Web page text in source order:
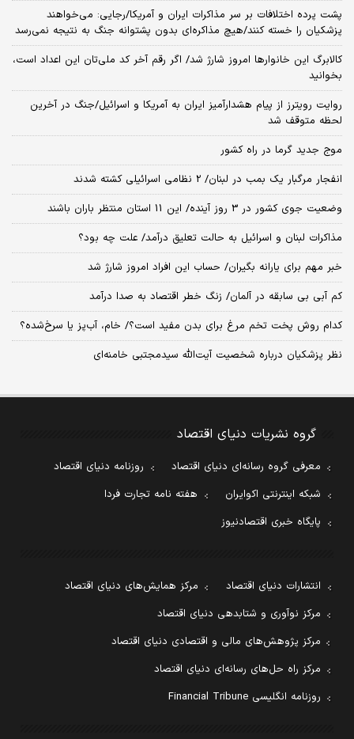
پشت پرده اختلافات بر سر مذاکرات ایران و آمریکا/رجایی: می‌خواهند
پزشکیان را خسته کنند/هیچ مذاکره‌ای بدون پشتوانه جنگ به نتیجه نمی‌رسد
کالابرگ این خانوارها امروز شارژ شد/ اگر رقم آخر کد ملی‌تان این اعداد است،
بخوانید
روایت رویترز از پیام هشدارآمیز ایران به آمریکا و اسرائیل/جنگ در آخرین
لحظه متوقف شد
موج جدید گرما در راه کشور
انفجار مرگبار یک بمب در لبنان/ 2 نظامی اسرائیلی کشته شدند
وضعیت جوی کشور در 3 روز آینده/ این 11 استان منتظر باران باشند
مذاکرات لبنان و اسرائیل به حالت تعلیق درآمد/ علت چه بود؟
خبر مهم برای یارانه بگیران/ حساب این افراد امروز شارژ شد
کم آبی بی سابقه در آلمان/ زنگ خطر اقتصاد به صدا درآمد
کدام روش پخت تخم مرغ برای بدن مفید است؟/ خام، آب‌پز یا سرخ‌شده؟
نظر پزشکیان درباره شخصیت آیت‌الله سیدمجتبی خامنه‌ای
گروه نشریات دنیای اقتصاد
معرفی گروه رسانه‌ای دنیای اقتصاد
روزنامه دنیای اقتصاد
شبکه اینترنتی اکوایران
هفته نامه تجارت فردا
پایگاه خبری اقتصادنیوز
انتشارات دنیای اقتصاد
مرکز همایش‌های دنیای اقتصاد
مرکز نوآوری و شتابدهی دنیای اقتصاد
مرکز پژوهش‌های مالی و اقتصادی دنیای اقتصاد
مرکز راه حل‌های رسانه‌ای دنیای اقتصاد
روزنامه انگلیسی Financial Tribune